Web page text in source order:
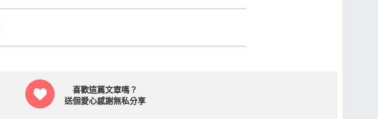
喜歡這篇文章嗎？
送個愛心感謝無私分享